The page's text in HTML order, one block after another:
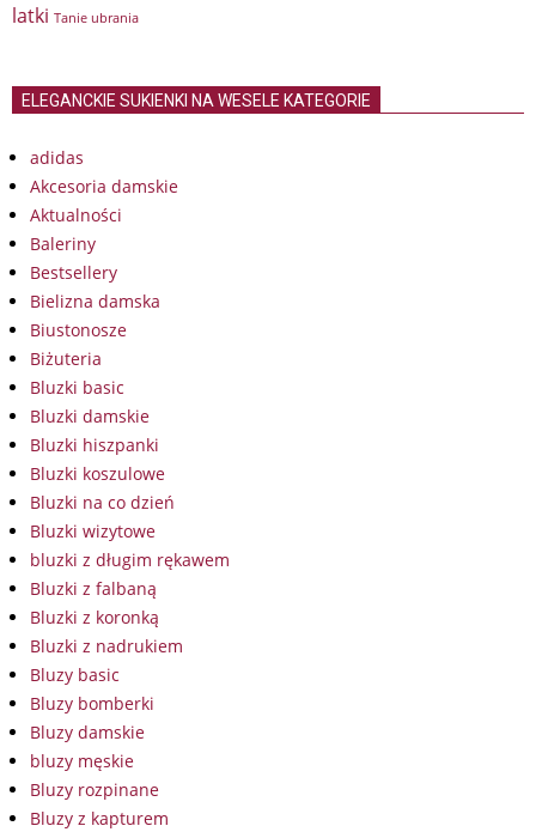
latki Tanie ubrania
ELEGANCKIE SUKIENKI NA WESELE KATEGORIE
adidas
Akcesoria damskie
Aktualności
Baleriny
Bestsellery
Bielizna damska
Biustonosze
Biżuteria
Bluzki basic
Bluzki damskie
Bluzki hiszpanki
Bluzki koszulowe
Bluzki na co dzień
Bluzki wizytowe
bluzki z długim rękawem
Bluzki z falbaną
Bluzki z koronką
Bluzki z nadrukiem
Bluzy basic
Bluzy bomberki
Bluzy damskie
bluzy męskie
Bluzy rozpinane
Bluzy z kapturem